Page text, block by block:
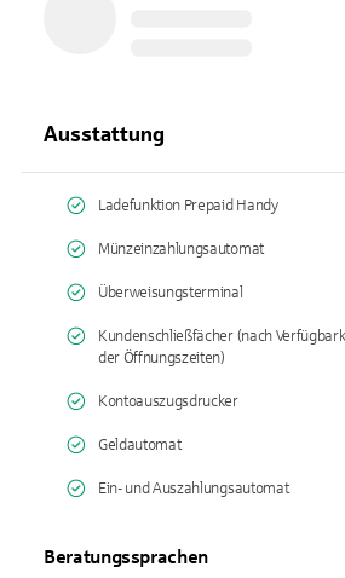
Ausstattung
Ladefunktion Prepaid Handy
Münzeinzahlungsautomat
Überweisungsterminal
Kundenschließfächer (nach
der Öffnungszeiten)
Kontoauszugsdrucker
Geldautomat
Ein- und Auszahlungsautomat
Beratungssprachen